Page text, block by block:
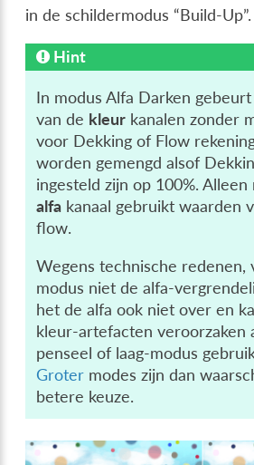
in de schildermodus “Build-Up”.
Hint
In modus Alfa Darken
van de kleur kanalen zonder
voor Dekking of Flow
worden gemengd alsof
ingesteld zijn op 100%.
alfa kanaal gebruikt waarden
flow.
Wegens technische redenen,
modus niet de alfa-
het de alfa ook niet over en
kleur-artefacten veroorzaken
penseel of laag-modus
Groter modes zijn dan
betere keuze.